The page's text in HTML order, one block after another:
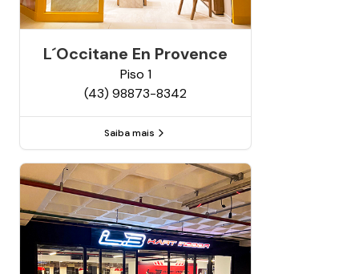
L´occitane En Provence
Piso 1
(43) 98873-8342
Saiba mais